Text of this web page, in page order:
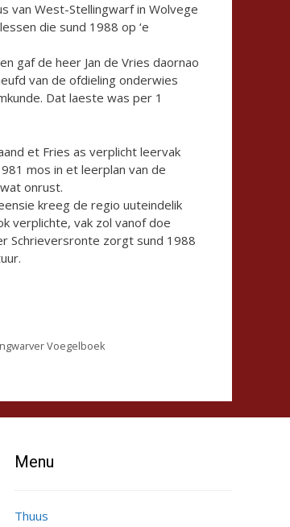
van West-Stellingwarf in Wolvege
die sund 1988 op ‘e
gaf de heer Jan de Vries daornao
van de ofdieling onderwies
Dat laeste was per 1
et Fries as verplicht leervak
mos in et leerplan van de
onrust.
kreeg de regio uuteindelik
verplichte, vak zol vanof doe
Schrieversronte zorgt sund 1988
Voegelboek
Menu
Thuus